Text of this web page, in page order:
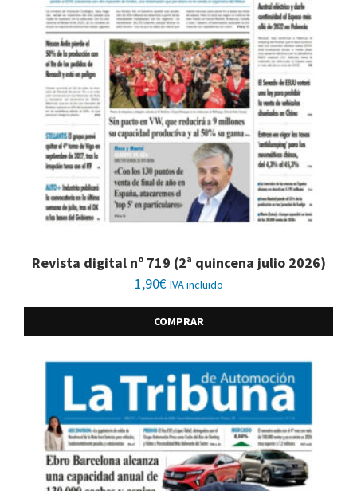
Revista digital nº 719 (2ª quincena julio 2026)
1,90€ IVA incluido
COMPRAR